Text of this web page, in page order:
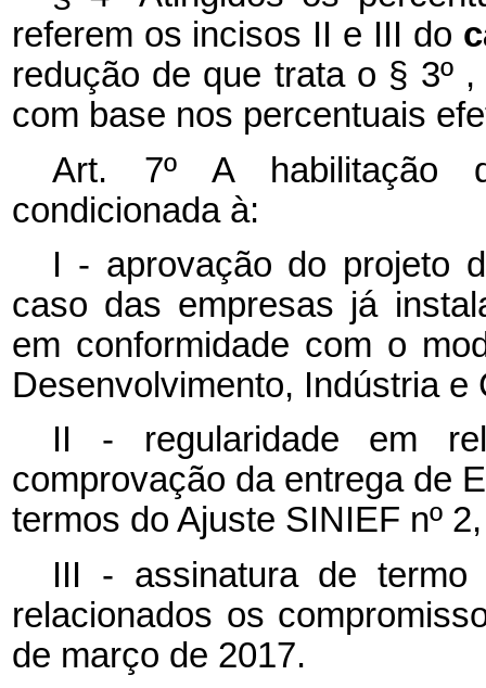
referem os incisos II e III do
redução de que trata o § 3º
com base nos percentuais
Art. 7º A habilitação
condicionada à:
I - aprovação do projeto
caso das empresas já
em conformidade com o
Desenvolvimento, Indústria e
II - regularidade em
comprovação da entrega de
termos do Ajuste SINIEF nº
III - assinatura de termo
relacionados os
de março de 2017.